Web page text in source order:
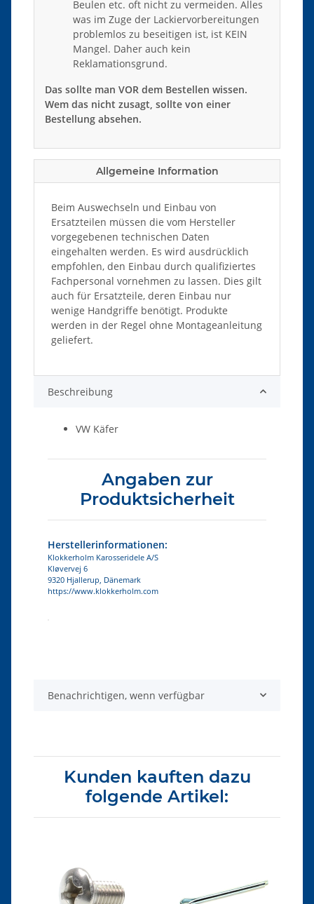
Beulen etc. oft nicht zu vermeiden. Alles
was im Zuge der Lackiervorbereitungen
problemlos zu beseitigen ist, ist KEIN
Mangel. Daher auch kein
Reklamationsgrund.
Das sollte man VOR dem Bestellen wissen.
Wem das nicht zusagt, sollte von einer
Bestellung absehen.
Allgemeine Information
Beim Auswechseln und Einbau von
Ersatzteilen müssen die vom Hersteller
vorgegebenen technischen Daten
eingehalten werden. Es wird ausdrücklich
empfohlen, den Einbau durch qualifiziertes
Fachpersonal vornehmen zu lassen. Dies gilt
auch für Ersatzteile, deren Einbau nur
wenige Handgriffe benötigt. Produkte
werden in der Regel ohne Montageanleitung
geliefert.
Beschreibung
VW Käfer
Angaben zur
Produktsicherheit
Herstellerinformationen:
Klokkerholm Karosseridele A/S
Kløvervej 6
9320 Hjallerup, Dänemark
https://www.klokkerholm.com
Benachrichtigen, wenn verfügbar
Kunden kauften dazu
folgende Artikel: